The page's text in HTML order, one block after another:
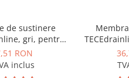
de sustinere
gri, pentru
din 08/2007
RON
inclus
"extra-